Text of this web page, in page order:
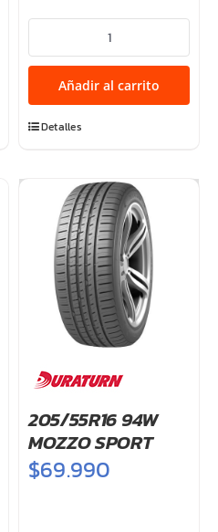
PRO
R1
XL
TL
Añadir al carrito
Detalles
205/55R16 94W
MOZZO SPORT
$69.990